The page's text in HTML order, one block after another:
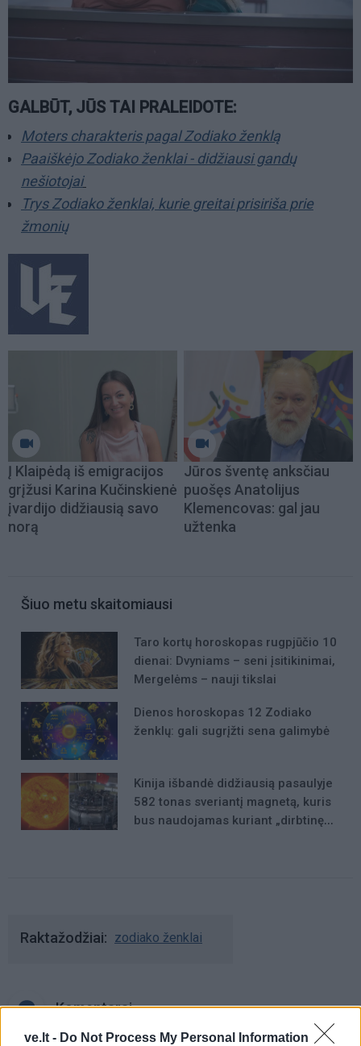
ve.lt - Do Not Process My Personal Information
GALBŪT, JŪS TAI PRALEIDOTE:
Moters charakteris pagal Zodiako ženklą
Paaiškėjo Zodiako ženklai - didžiausi gandų
nešiotojai
Trys Zodiako ženklai, kurie greitai prisiriša prie
žmonių
Į Klaipėdą iš emigracijos
grįžusi Karina Kučinskienė
įvardijo didžiausią savo
norą
Jūros šventę anksčiau
puošęs Anatolijus
Klemencovas: gal jau
užtenka
Šiuo metu skaitomiausi
Taro kortų horoskopas rugpjūčio 10
dienai: Dvyniams – seni įsitikinimai,
Mergelėms – nauji tikslai
Dienos horoskopas 12 Zodiako
ženklų: gali sugrįžti sena galimybė
Kinija išbandė didžiausią pasaulyje
582 tonas sveriantį magnetą, kuris
bus naudojamas kuriant „dirbtinę
Raktažodžiai zodiako ženklai
Komentarai